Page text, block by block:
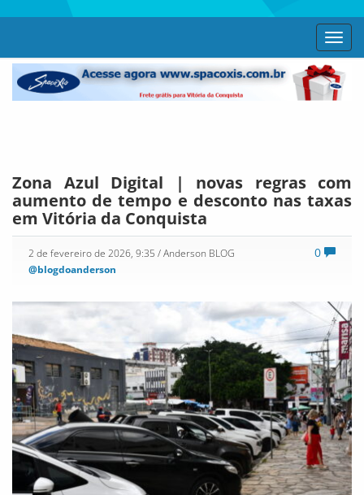
Zona Azul Digital | novas regras com
aumento de tempo e desconto nas taxas
em Vitória da Conquista
0
2 de fevereiro de 2026, 9:35 / Anderson BLOG
@blogdoanderson